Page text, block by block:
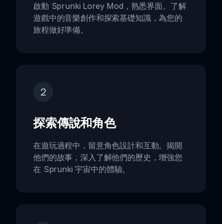
啟動 Sprunki Lorey Mod，熟悉界面。了解
遊戲中的音樂創作和探索基礎知識，為您的
旅程做好準備。
2
探索傳說和角色
在遊玩過程中，留意角色設計和互動。揭開
他們的故事，深入了解他們的歷史，增強您
在 Sprunki 宇宙中的體驗。